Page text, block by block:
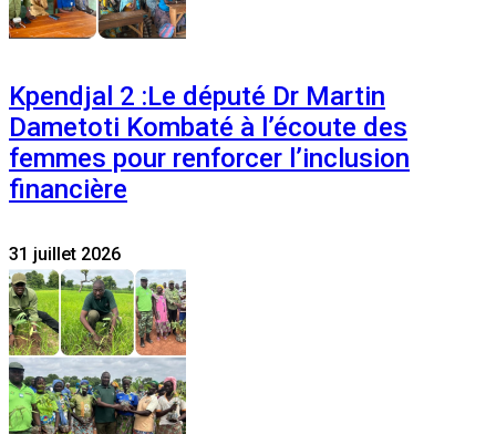
Kpendjal 2 :Le député Dr Martin
Dametoti Kombaté à l’écoute des
femmes pour renforcer l’inclusion
financière
31 juillet 2026